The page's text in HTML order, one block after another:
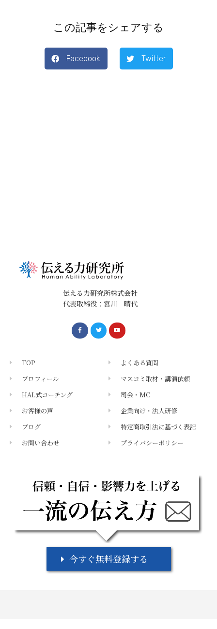
この記事をシェアする
Facebook Twitter
伝える力研究所株式会社
代表取締役：宮川 晴代
TOP
プロフィール
HAL式コーチング
お客様の声
ブログ
お問い合わせ
よくある質問
マスコミ取材・講演依頼
司会・MC
企業向け・法人研修
特定商取引法に基づく表記
プライバシーポリシー
今すぐ無料登録する